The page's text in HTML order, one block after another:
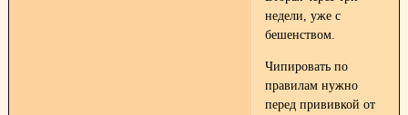
недели, уже с
бешенством.
Чипировать по
правилам нужно
перед прививкой от